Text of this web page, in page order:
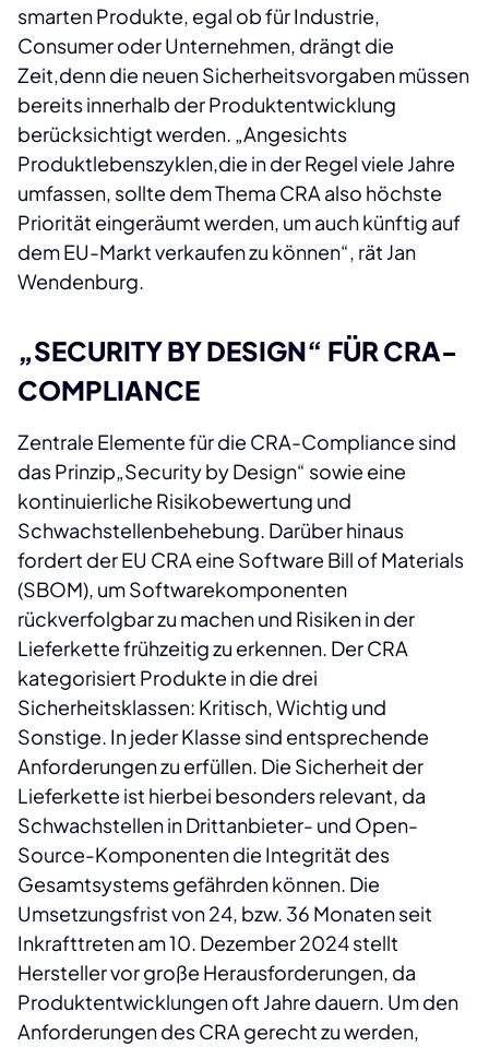
smarten Produkte, egal ob für Industrie,
Consumer oder Unternehmen, drängt die
Zeit,denn die neuen Sicherheitsvorgaben müssen
bereits innerhalb der Produktentwicklung
berücksichtigt werden. „Angesichts
Produktlebens­zyklen,die in der Regel viele Jahre
umfassen, sollte dem Thema CRA also höchste
Priorität eingeräumt werden, um auch künftig auf
dem EU-Markt verkaufen zu können“, rät Jan
Wendenburg.
„SECURITY BY DESIGN“ FÜR CRA-
COMPLIANCE
Zentrale Elemente für die CRA-Compliance sind
das Prinzip„Security by Design“ sowie eine
kontinuierliche Risikobewertung und
Schwachstellenbehebung. Darüber hinaus
fordert der EU CRA eine Software Bill of Materials
(SBOM), um Softwarekomponenten
rückverfolgbar zu machen und Risiken in der
Lieferkette frühzeitig zu erkennen. Der CRA
kategorisiert Produkte in die drei
Sicherheitsklassen: Kritisch, Wichtig und
Sonstige. In jeder Klasse sind entsprechende
Anforderungen zu erfüllen. Die Sicherheit der
Lieferkette ist hierbei besonders relevant, da
Schwachstellen in Drittanbieter- und Open-
Source-Komponenten die Integrität des
Gesamtsystems gefährden können. Die
Umsetzungsfrist von 24, bzw. 36 Monaten seit
Inkrafttreten am 10. Dezember 2024 stellt
Hersteller vor große Herausforderungen, da
Produktentwicklungen oft Jahre dauern. Um den
Anforderungen des CRA gerecht zu werden,